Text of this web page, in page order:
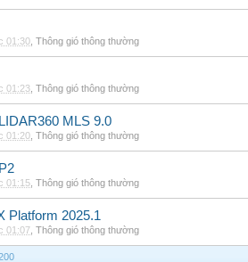
01:30 Thông gió thông thường
01:23 Thông gió thông thường
MLS 9.0
01:20 Thông gió thông thường
01:15 Thông gió thông thường
Platform 2025.1
01:07 Thông gió thông thường